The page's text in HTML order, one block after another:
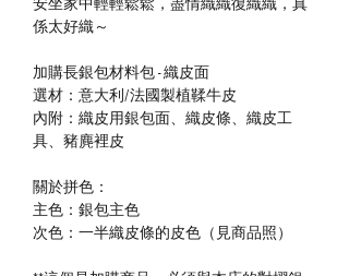
安坐家中輕輕鬆鬆，盡情織織復織織，真
係太好織～
加購長銀包材料包 - 織皮面
選材：意大利/法國製植鞣牛皮
內附：織皮用銀包面、織皮條、織皮工
具、豬麂裡皮
關於拼色：
主色：銀包主色
次色：一半織皮條的皮色（見商品照）